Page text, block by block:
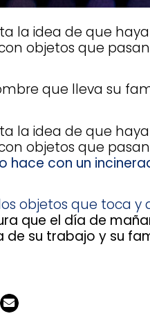
la idea de que haya
objetos que pasan
que lleva su
la idea de que haya
objetos que pasan
hace con un
objetos que toca y
que el día de
de su trabajo y su